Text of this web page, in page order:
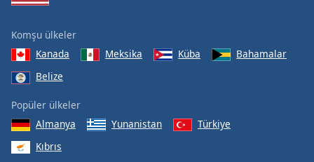
Komşu ülkeler
Kanada
Meksika Küba
Bahamalar
Belize
Popüler ülkeler
Almanya
Yunanistan
Türkiye
Kıbrıs